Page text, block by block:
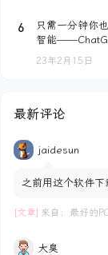
6
只需一分钟你
智能
23年2月15日
最新评论
jaidesun
之前用这个软件
[文章] 来自： 最好的
大臭